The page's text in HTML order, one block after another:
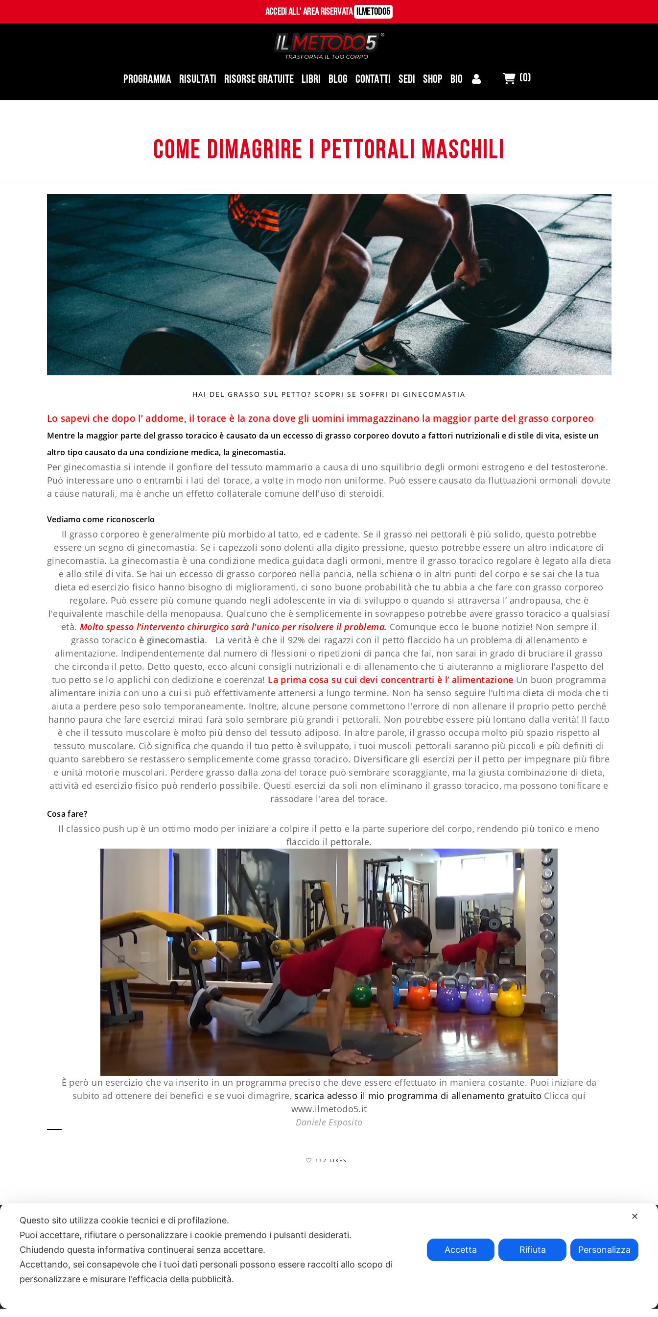
Accedi all' Area Riservata ILMetodo5
PROGRAMMA RISULTATI RISORSE GRATUITE LIBRI BLOG CONTATTI SEDI SHOP BIO (0)
come dimagrire i pettorali maschili
HAI DEL GRASSO SUL PETTO? SCOPRI SE SOFFRI DI GINECOMASTIA
Lo sapevi che dopo l’ addome, il torace è la zona dove gli uomini immagazzinano la maggior parte del grasso corporeo
Mentre la maggior parte del grasso toracico è causato da un eccesso di grasso corporeo dovuto a fattori nutrizionali e di stile di vita, esiste un
altro tipo causato da una condizione medica, la ginecomastia.
Per ginecomastia si intende il gonfiore del tessuto mammario a causa di uno squilibrio degli ormoni estrogeno e del testosterone.
Può interessare uno o entrambi i lati del torace, a volte in modo non uniforme. Può essere causato da fluttuazioni ormonali dovute
a cause naturali, ma è anche un effetto collaterale comune dell'uso di steroidi.
Vediamo come riconoscerlo
Il grasso corporeo è generalmente più morbido al tatto, ed e cadente. Se il grasso nei pettorali è più solido, questo potrebbe
essere un segno di ginecomastia. Se i capezzoli sono dolenti alla digito pressione, questo potrebbe essere un altro indicatore di
ginecomastia. La ginecomastia è una condizione medica guidata dagli ormoni, mentre il grasso toracico regolare è legato alla dieta
e allo stile di vita. Se hai un eccesso di grasso corporeo nella pancia, nella schiena o in altri punti del corpo e se sai che la tua
dieta ed esercizio fisico hanno bisogno di miglioramenti, ci sono buone probabilità che tu abbia a che fare con grasso corporeo
regolare. Può essere più comune quando negli adolescente in via di sviluppo o quando si attraversa l’ andropausa, che è
l'equivalente maschile della menopausa. Qualcuno che è semplicemente in sovrappeso potrebbe avere grasso toracico a qualsiasi
età. Molto spesso l'intervento chirurgico sarà l'unico per risolvere il problema. Comunque ecco le buone notizie! Non sempre il
grasso toracico è ginecomastia. La verità è che il 92% dei ragazzi con il petto flaccido ha un problema di allenamento e
alimentazione. Indipendentemente dal numero di flessioni o ripetizioni di panca che fai, non sarai in grado di bruciare il grasso
che circonda il petto. Detto questo, ecco alcuni consigli nutrizionali e di allenamento che ti aiuteranno a migliorare l'aspetto del
tuo petto se lo applichi con dedizione e coerenza! La prima cosa su cui devi concentrarti è l’ alimentazione Un buon programma
alimentare inizia con uno a cui si può effettivamente attenersi a lungo termine. Non ha senso seguire l’ultima dieta di moda che ti
aiuta a perdere peso solo temporaneamente. Inoltre, alcune persone commettono l'errore di non allenare il proprio petto perché
hanno paura che fare esercizi mirati farà solo sembrare più grandi i pettorali. Non potrebbe essere più lontano dalla verità! Il fatto
è che il tessuto muscolare è molto più denso del tessuto adiposo. In altre parole, il grasso occupa molto più spazio rispetto al
tessuto muscolare. Ciò significa che quando il tuo petto è sviluppato, i tuoi muscoli pettorali saranno più piccoli e più definiti di
quanto sarebbero se restassero semplicemente come grasso toracico. Diversificare gli esercizi per il petto per impegnare più fibre
e unità motorie muscolari. Perdere grasso dalla zona del torace può sembrare scoraggiante, ma la giusta combinazione di dieta,
attività ed esercizio fisico può renderlo possibile. Questi esercizi da soli non eliminano il grasso toracico, ma possono tonificare e
rassodare l'area del torace.
Cosa fare?
Il classico push up è un ottimo modo per iniziare a colpire il petto e la parte superiore del corpo, rendendo più tonico e meno
flaccido il pettorale.
È però un esercizio che va inserito in un programma preciso che deve essere effettuato in maniera costante. Puoi iniziare da
subito ad ottenere dei benefici e se vuoi dimagrire, scarica adesso il mio programma di allenamento gratuito Clicca qui
www.ilmetodo5.it
Daniele Esposito
112 LIKES
| NEWSLETTER
|
✕
Questo sito utilizza cookie tecnici e di profilazione.
Puoi accettare, rifiutare o personalizzare i cookie premendo i pulsanti desiderati.
Chiudendo questa informativa continuerai senza accettare.
Accettando, sei consapevole che i tuoi dati personali possono essere raccolti allo scopo di
personalizzare e misurare l'efficacia della pubblicità.
Accetta Rifiuta Personalizza